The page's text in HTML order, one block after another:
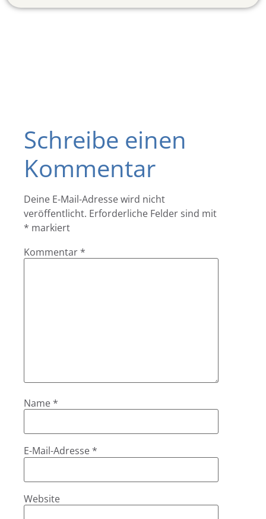
Schreibe einen
Kommentar
Deine E-Mail-Adresse wird nicht
veröffentlicht. Erforderliche Felder sind mit
* markiert
Kommentar *
Name *
E-Mail-Adresse *
Website